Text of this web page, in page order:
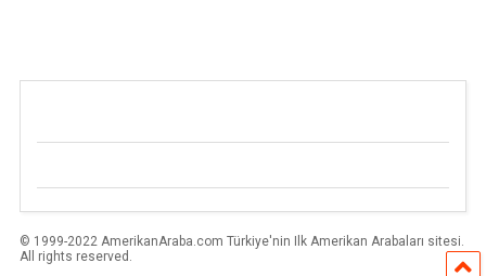
© 1999-2022 AmerikanAraba.com Türkiye'nin Ilk Amerikan Arabaları sitesi.
All rights reserved.